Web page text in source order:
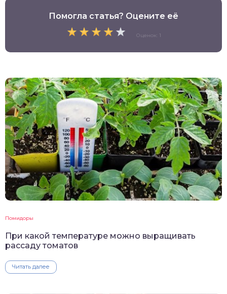
Помогла статья? Оцените её
Оценок: 1
Помидоры
При какой температуре можно выращивать
рассаду томатов
Читать далее